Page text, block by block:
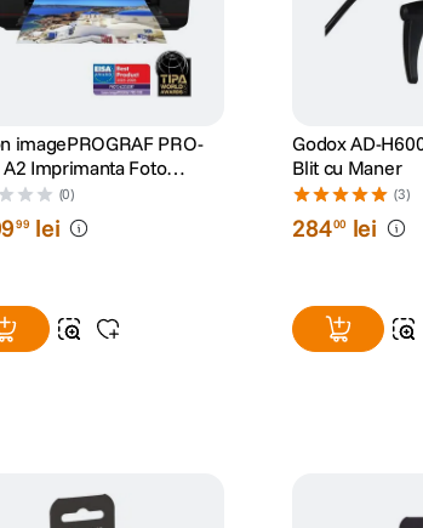
imagePROGRAF PRO-
A2 Imprimanta Foto
(0)
99 lei
Godox AD-
Blit cu Maner
(3)
28400 lei